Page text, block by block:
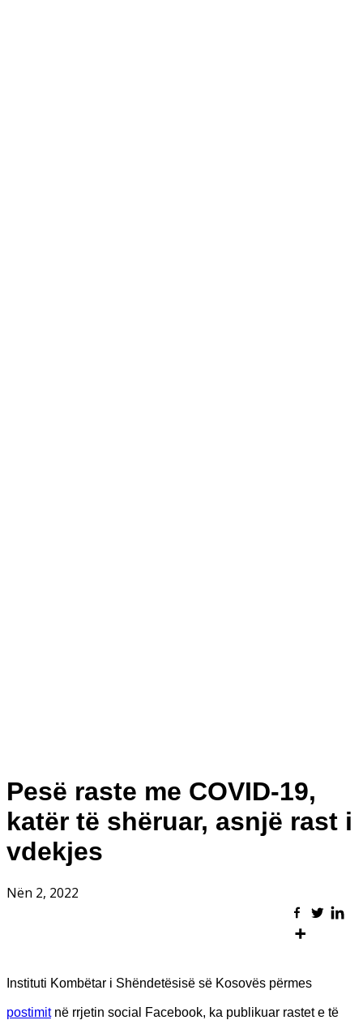
Pesë raste me COVID-19,
katër të shëruar, asnjë rast i
vdekjes
Nën 2, 2022
Instituti Kombëtar i Shëndetësisë së Kosovës përmes
postimitnë rrjetin social Facebook, ka publikuar rastet e të